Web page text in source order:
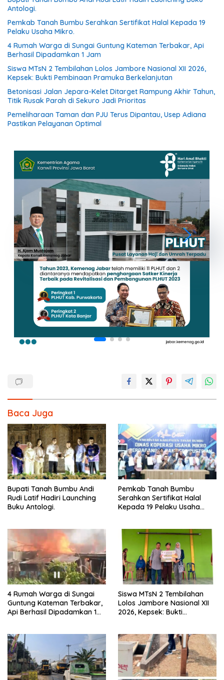
Antologi.
Pemkab Tanah Bumbu Serahkan Sertifikat Halal Kepada 19
Pelaku Usaha Mikro.
4 Rumah Warga di Sungai Guntung Kateman Terbakar, Api
Berhasil Dipadamkan 1 Jam
Siswa MTsN 2 Tembilahan Lolos Jambore Nasional XII 2026,
Kepsek: Bukti Pembinaan Pramuka Berkelanjutan
Betonisasi Jalan Jepara-Kelet Ditarget Rampung Akhir Tahun,
Titik Rusak Parah di Sekuro Jadi Prioritas
Pemeliharaan Taman dan PJU Terus Dipantau, Usep Adiana
Pastikan Pelayanan Optimal
Baca Juga
Bupati Tanah Bumbu Andi
Rudi Latif Hadiri Launching
Buku Antologi.
Pemkab Tanah Bumbu
Serahkan Sertifikat Halal
Kepada 19 Pelaku Usaha
4 Rumah Warga di Sungai
Guntung Kateman Terbakar,
Api Berhasil Dipadamkan 1
Siswa MTsN 2 Tembilahan
Lolos Jambore Nasional XII
2026, Kepsek: Bukti